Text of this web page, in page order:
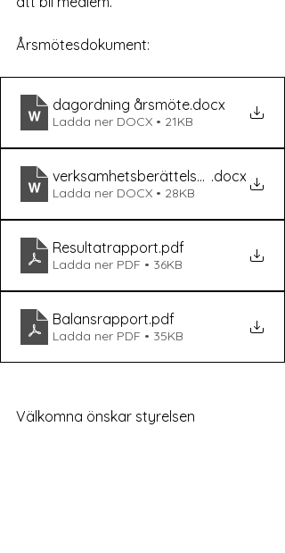
Årsmötesdokument:
dagordning årsmöte.docx
Ladda ner DOCX • 21KB
verksamhetsberättelse för viby rks
.docx
Ladda ner DOCX • 28KB
Resultatrapport.pdf
Ladda ner PDF • 36KB
Balansrapport.pdf
Ladda ner PDF • 35KB
Välkomna önskar styrelsen